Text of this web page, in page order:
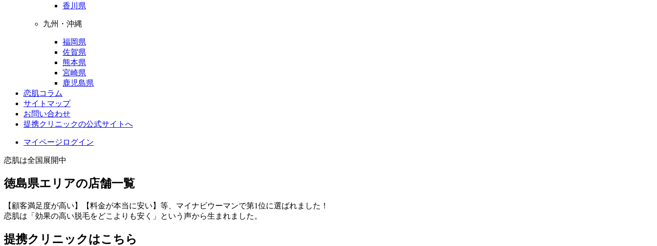
香川県
九州・沖縄
福岡県
佐賀県
熊本県
宮崎県
鹿児島県
恋肌コラム
サイトマップ
お問い合わせ
提携クリニックの公式サイトへ
マイページログイン
恋肌は全国展開中
徳島県エリアの店舗一覧
【顧客満足度が高い】【料金が本当に安い】等、マイナビウーマンで第1位に選ばれました！
恋肌は「効果の高い脱毛をどこよりも安く」という声から生まれました。
提携クリニックはこちら